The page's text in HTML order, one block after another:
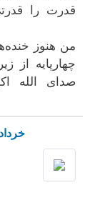
قدرت را
من هنوز
چهارپایه از
صدای الله
۳۱